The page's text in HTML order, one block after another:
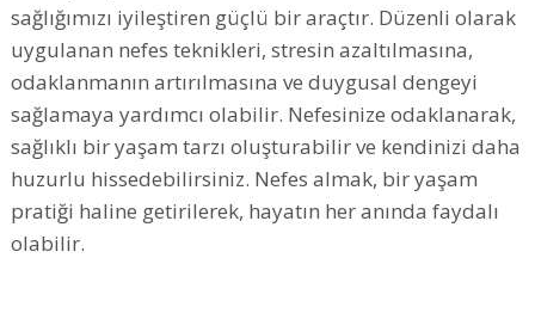
sağlığımızı iyileştiren güçlü bir araçtır. Düzenli olarak
uygulanan nefes teknikleri, stresin azaltılmasına,
odaklanmanın artırılmasına ve duygusal dengeyi
sağlamaya yardımcı olabilir. Nefesinize odaklanarak,
sağlıklı bir yaşam tarzı oluşturabilir ve kendinizi daha
huzurlu hissedebilirsiniz. Nefes almak, bir yaşam
pratiği haline getirilerek, hayatın her anında faydalı
olabilir.